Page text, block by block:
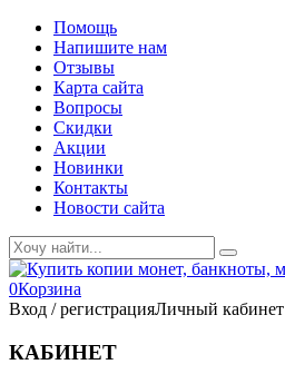
Помощь
Напишите нам
Отзывы
Карта сайта
Вопросы
Скидки
Акции
Новинки
Контакты
Новости сайта
0Корзина
Вход / регистрацияЛичный кабинет
КАБИНЕТ